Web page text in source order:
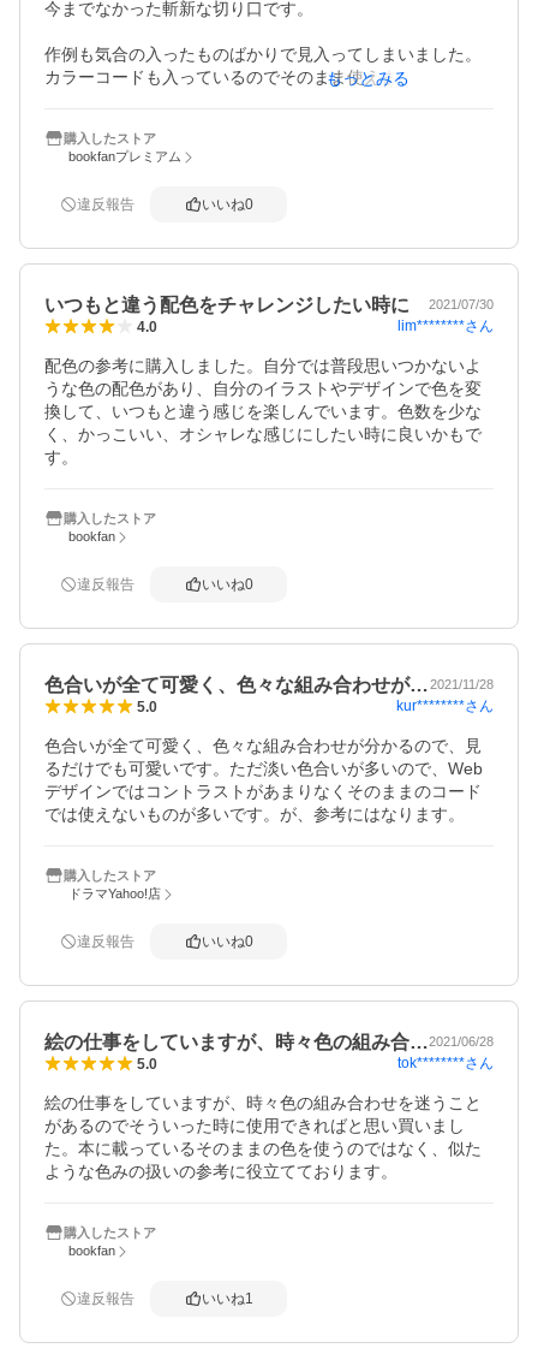
今までなかった斬新な切り口です。
作例も気合の入ったものばかりで見入ってしまいました。
カラーコードも入っているのでそのまま使えます。
もっとみる
購入したストア
bookfanプレミアム
違反報告 いいね0
いつもと違う配色をチャレンジしたい時に 2021/07/30
4.0 lim********さん
配色の参考に購入しました。自分では普段思いつかないよ
うな色の配色があり、自分のイラストやデザインで色を変
換して、いつもと違う感じを楽しんでいます。色数を少な
く、かっこいい、オシャレな感じにしたい時に良いかもで
す。
購入したストア
bookfan
違反報告 いいね0
色合いが全て可愛く、色々な組み合わせが…2021/11/28
5.0 kur********さん
色合いが全て可愛く、色々な組み合わせが分かるので、見
るだけでも可愛いです。ただ淡い色合いが多いので、Web
デザインではコントラストがあまりなくそのままのコード
では使えないものが多いです。が、参考にはなります。
購入したストア
ドラマYahoo!店
違反報告 いいね0
絵の仕事をしていますが、時々色の組み合…2021/06/28
5.0 tok********さん
絵の仕事をしていますが、時々色の組み合わせを迷うこと
があるのでそういった時に使用できればと思い買いまし
た。本に載っているそのままの色を使うのではなく、似た
ような色みの扱いの参考に役立てております。
購入したストア
bookfan
違反報告 いいね1